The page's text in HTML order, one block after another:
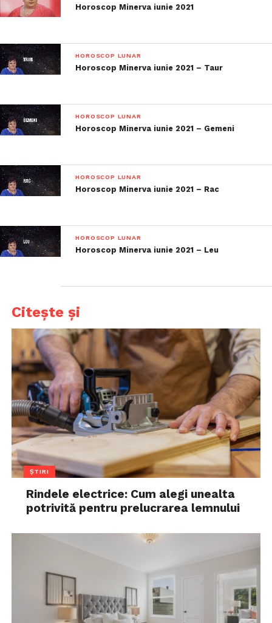
Horoscop Minerva iunie 2021
HOROSCOP LUNAR
Horoscop Minerva iunie 2021 – Taur
HOROSCOP LUNAR
Horoscop Minerva iunie 2021 – Gemeni
HOROSCOP LUNAR
Horoscop Minerva iunie 2021 – Rac
HOROSCOP LUNAR
Horoscop Minerva iunie 2021 – Leu
Citește și
ȘTIRI
Rindele electrice: Cum alegi unealta
potrivită pentru prelucrarea lemnului